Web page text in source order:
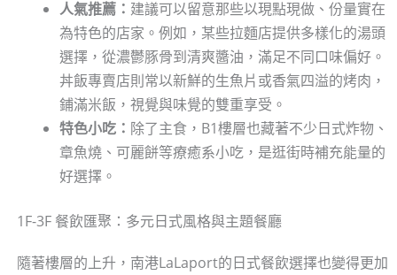
人氣推薦： 建議可以留意那些以現點現做、份量實在
為特色的店家。例如，某些拉麵店提供多樣化的湯頭
選擇，從濃鬱豚骨到清爽醬油，滿足不同口味偏好。
丼飯專賣店則常以新鮮的生魚片或香氣四溢的烤肉，
鋪滿米飯，視覺與味覺的雙重享受。
特色小吃： 除了主食，B1樓層也藏著不少日式炸物、
章魚燒、可麗餅等療癒系小吃，是逛街時補充能量的
好選擇。
1F-3F 餐飲匯聚：多元日式風格與主題餐廳
隨著樓層的上升，南港LaLaport的日式餐飲選擇也變得更加